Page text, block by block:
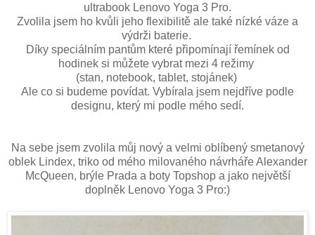
ultrabook Lenovo Yoga 3 Pro.
Zvolila jsem ho kvůli jeho flexibilitě ale také nízké váze a
výdrži baterie.
Díky speciálním pantům které připomínají řemínek od
hodinek si můžete vybrat mezi 4 režimy
(stan, notebook, tablet, stojánek)
Ale co si budeme povídat. Vybírala jsem nejdříve podle
designu, který mi podle mého sedí.
Na sebe jsem zvolila můj nový a velmi oblíbený smetanový
oblek Lindex, triko od mého milovaného návrháře Alexander
McQueen, brýle Prada a boty Topshop a jako největší
doplněk Lenovo Yoga 3 Pro:)